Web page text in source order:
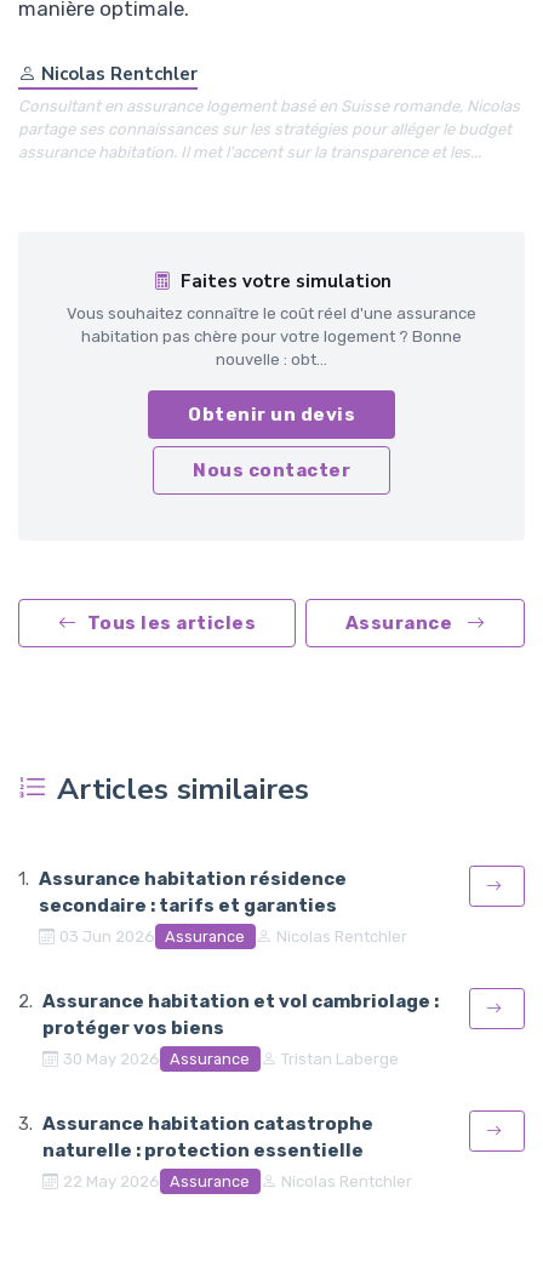
manière optimale.
Nicolas Rentchler
Consultant en assurance logement basé en Suisse romande, Nicolas
partage ses connaissances sur les stratégies pour alléger le budget
assurance habitation. Il met l'accent sur la transparence et les...
Faites votre simulation
Vous souhaitez connaître le coût réel d'une assurance
habitation pas chère pour votre logement ? Bonne
nouvelle : obt...
Obtenir un devis
Nous contacter
Tous les articles Assurance
Articles similaires
Assurance habitation résidence
secondaire : tarifs et garanties
03 Jun 2026 Assurance Nicolas Rentchler
Assurance habitation et vol cambriolage :
protéger vos biens
30 May 2026 Assurance Tristan Laberge
Assurance habitation catastrophe
naturelle : protection essentielle
22 May 2026 Assurance Nicolas Rentchler